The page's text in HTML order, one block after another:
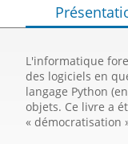
L'informatique
des logiciels en
langage Python
objets. Ce livre a
« démocratisation